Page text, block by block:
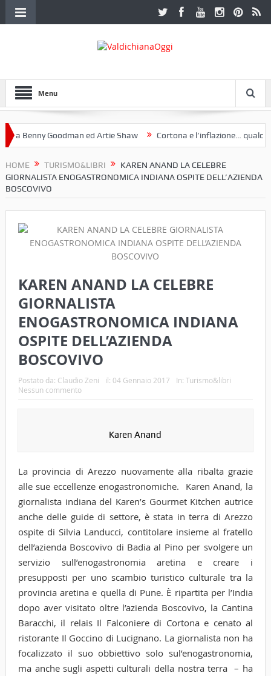
Menu
Benny Goodman ed Artie Shaw Cortona e l’inflazione… qualche
HOME TURISMO&LIBRI
KAREN ANAND LA CELEBRE
GIORNALISTA ENOGASTRONOMICA INDIANA OSPITE DELL’AZIENDA
BOSCOVIVO
KAREN ANAND LA CELEBRE
GIORNALISTA
ENOGASTRONOMICA INDIANA
OSPITE DELL’AZIENDA
BOSCOVIVO
Postato da: Claudio Zeni il: 04 Gennaio 2017 In: Turismo&libri
Nessun commento
Karen Anand
La provincia di Arezzo nuovamente alla ribalta grazie
alle sue eccellenze enogastronomiche. Karen Anand, la
giornalista indiana del Karen’s Gourmet Kitchen autrice
anche delle guide di settore, è stata in terra di Arezzo
ospite di Silvia Landucci, contitolare insieme al fratello
dell’azienda Boscovivo di Badia al Pino per svolgere un
servizio sull’enogastronomia aretina e creare i
presupposti per uno scambio turistico culturale tra la
provincia aretina e quella di Pune. È ripartita per l’India
dopo aver visitato oltre l’azienda Boscovivo, la Cantina
Baracchi, il relais Il Falconiere di Cortona e cenato al
ristorante Il Goccino di Lucignano. La giornalista non ha
focalizzato il suo obbiettivo solo sul’enogastronomia,
ma anche sugli aspetti culturali della nostra terra – ha